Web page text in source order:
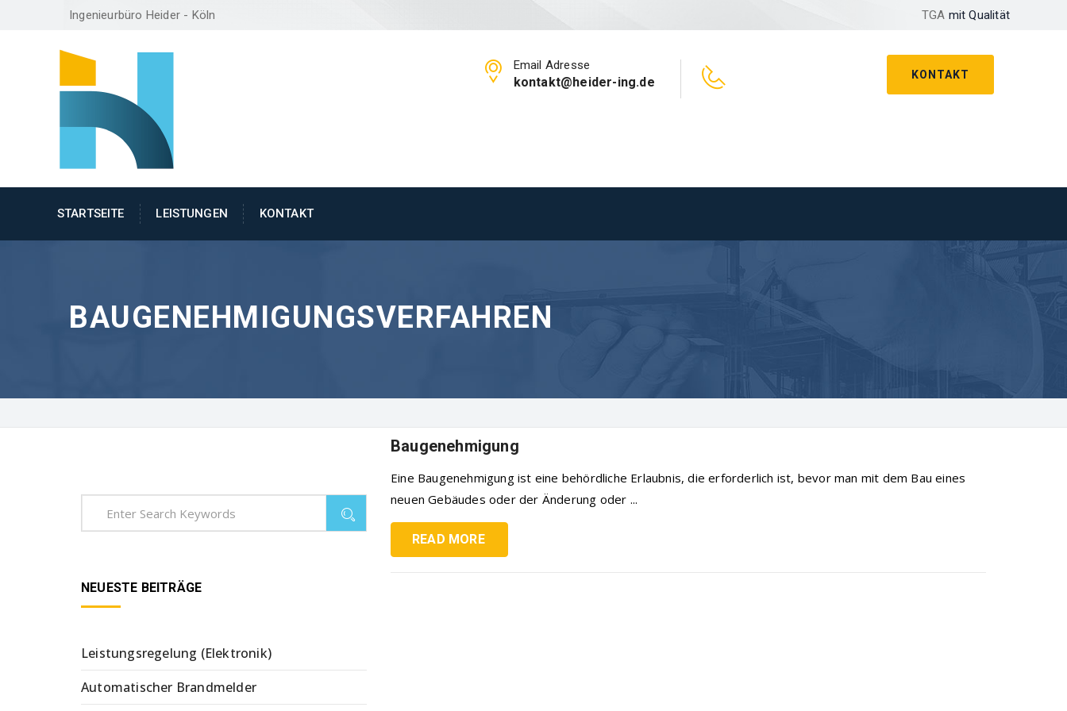
Ingenieurbüro Heider - Köln TGA mit Qualität
KONTAKT
Email Adresse
kontakt@heider-ing.de
STARTSEITE LEISTUNGEN KONTAKT
BAUGENEHMIGUNGSVERFAHREN
Baugenehmigung
Eine Baugenehmigung ist eine behördliche Erlaubnis, die erforderlich ist, bevor man mit dem Bau eines
neuen Gebäudes oder der Änderung oder ...
READ MORE
NEUESTE BEITRÄGE
Leistungsregelung (Elektronik)
Automatischer Brandmelder